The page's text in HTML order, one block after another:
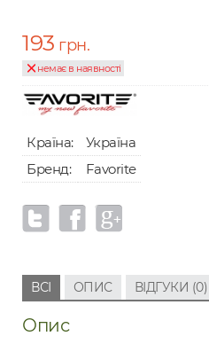
193 грн.
немає в наявності
Країна:
Україна
Бренд:
Favorite
ВСІ ОПИС ВІДГУКИ (0)
Опис